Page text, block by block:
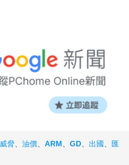
威脅 油價 ARM GD 出國
匯